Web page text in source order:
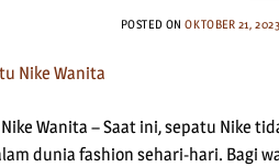
POSTED ONOKTOBER 21, 2023
Wanita – Saat ini, sepatu Nike
dunia fashion sehari-hari. Bagi